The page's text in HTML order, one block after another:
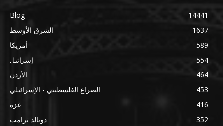
Blog
14441
الشرق الأوسط
1637
أمريكا
589
إسرائيل
554
الأردن
464
الصراع الفلسطيني - الإسرائيلي
453
غزة
416
دونالد ترامب
352